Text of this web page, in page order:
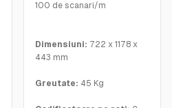
100 de scanari/m
Dimensiuni: 722 x 1178 x
443 mm
Greutate: 45 Kg